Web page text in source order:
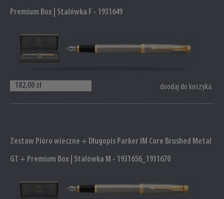
Premium Box | Stalówka F - 1931649
182,00 zł doodaj do koszyka
Zestaw Pióro wieczne + Długopis Parker IM Core Brushed Metal
GT + Premium Box | Stalówka M - 1931656_1931670